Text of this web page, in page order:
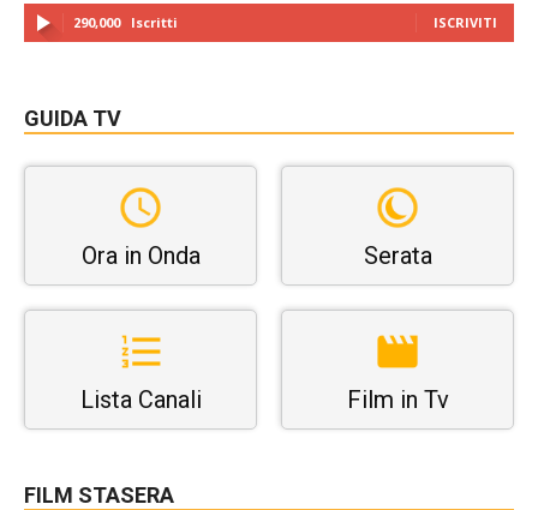
290,000 Iscritti ISCRIVITI
GUIDA TV
Ora in Onda Serata
Lista Canali Film in Tv
FILM STASERA